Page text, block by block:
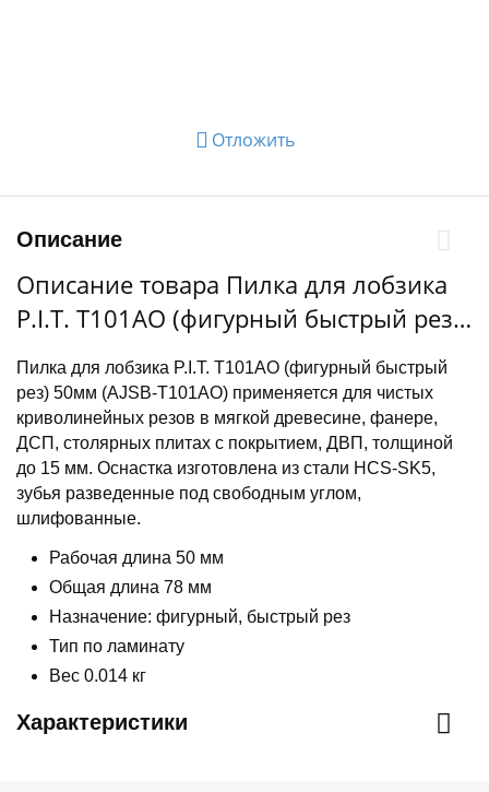
Отложить
Описание
Описание товара Пилка для лобзика
P.I.T. T101AO (фигурный быстрый рез)
50мм (AJSB-T101AO)
Пилка для лобзика P.I.T. T101AO (фигурный быстрый
рез) 50мм (AJSB-T101AO) применяется для чистых
криволинейных резов в мягкой древесине, фанере,
ДСП, столярных плитах с покрытием, ДВП, толщиной
до 15 мм. Оснастка изготовлена из стали HCS-SK5,
зубья разведенные под свободным углом,
шлифованные.
Рабочая длина 50 мм
Общая длина 78 мм
Назначение: фигурный, быстрый рез
Тип по ламинату
Вес 0.014 кг
Характеристики